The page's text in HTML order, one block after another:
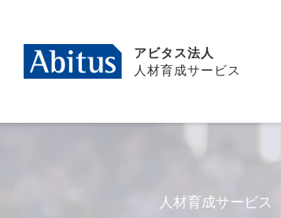
アビタス法人
人材育成サービス
人材育成サービス